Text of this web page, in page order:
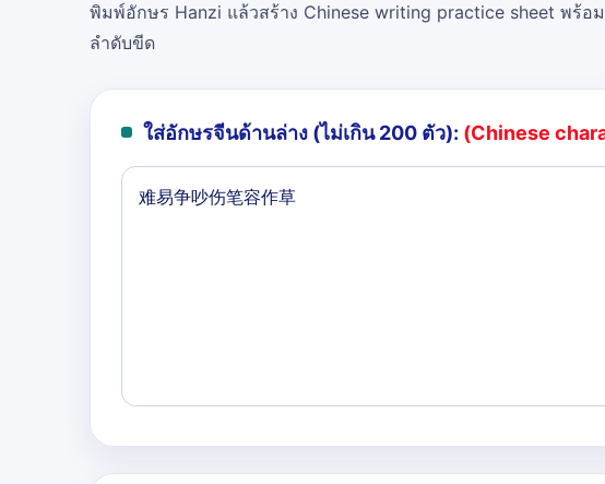
พิมพ์อักษร Hanzi แล้วสร้าง Chinese writing practice sheet พร้อม
ลำดับขีด
ใส่อักษรจีนด้านล่าง (ไม่เกิน 200 ตัว): (Chinese